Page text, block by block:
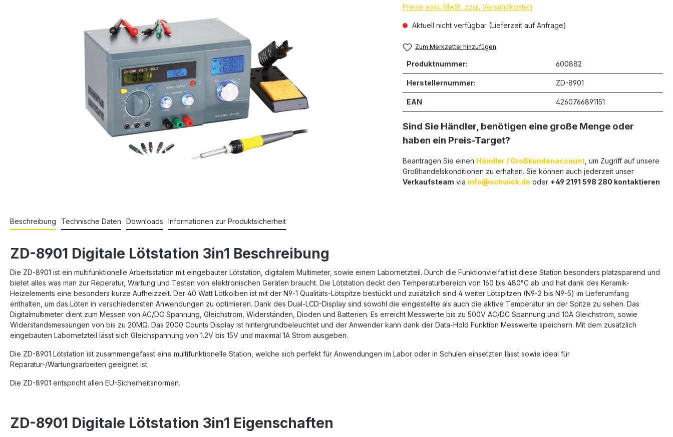
Preise exkl. MwSt. zzgl. Versandkosten
Aktuell nicht verfügbar (Lieferzeit auf Anfrage)
Zum Merkzettel hinzufügen
Produktnummer: 600882
Herstellernummer: ZD-8901
EAN 4260766891151
Sind Sie Händler, benötigen eine große Menge oder
haben ein Preis-Target?
Beantragen Sie einen Händler / Großkundenaccount , um Zugriff auf unsere
Großhandelskonditionen zu erhalten. Sie können auch jederzeit unser
Verkaufsteam via info@schwick.de oder +49 2191 598 280 kontaktieren
Beschreibung Technische Daten Downloads Informationen zur Produktsicherheit
ZD-8901 Digitale Lötstation 3in1 Beschreibung
Die ZD-8901 ist ein multifunktionelle Arbeitsstation mit eingebauter Lötstation, digitalem Multimeter, sowie einem Labornetzteil. Durch die Funktionvielfalt ist diese Station besonders platzsparend und
bietet alles was man zur Reperatur, Wartung und Testen von elektronischen Geräten braucht. Die Lötstation deckt den Temperaturbereich von 160 bis 480°C ab und hat dank des Keramik-
Heizelements eine besonders kurze Aufheizzeit. Der 40 Watt Lötkolben ist mit der N9-1 Qualitäts-Lötspitze bestückt und zusätzlich sind 4 weiter Lötspitzen (N9-2 bis N9-5) im Lieferumfang
enthalten, um das Löten in verschiedensten Anwendungen zu optimieren. Dank des Dual-LCD-Display sind sowohl die eingestellte als auch die aktive Temperatur an der Spitze zu sehen. Das
Digitalmultimeter dient zum Messen von AC/DC Spannung, Gleichstrom, Widerständen, Dioden und Batterien. Es erreicht Messwerte bis zu 500V AC/DC Spannung und 10A Gleichstrom, sowie
Widerstandsmessungen von bis zu 20MΩ. Das 2000 Counts Display ist hintergrundbeleuchtet und der Anwender kann dank der Data-Hold Funktion Messwerte speichern. Mit dem zusätzlich
eingebauten Labornetzteil lässt sich Gleichspannung von 1.2V bis 15V und maximal 1A Strom ausgeben.
Die ZD-8901 Lötstation ist zusammengefasst eine multifunktionelle Station, welche sich perfekt für Anwendungen im Labor oder in Schulen einsetzten lässt sowie ideal für
Reparatur-/Wartungsarbeiten geeignet ist.
Die ZD-8901 entspricht allen EU-Sicherheitsnormen.
ZD-8901 Digitale Lötstation 3in1 Eigenschaften